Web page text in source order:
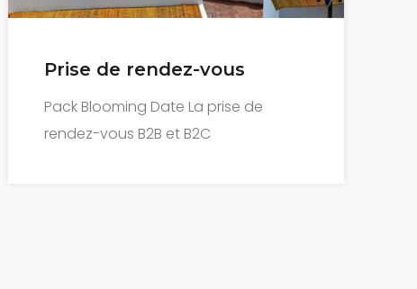
Télévente
Pack Hard sale La Télévente B2B et
B2C